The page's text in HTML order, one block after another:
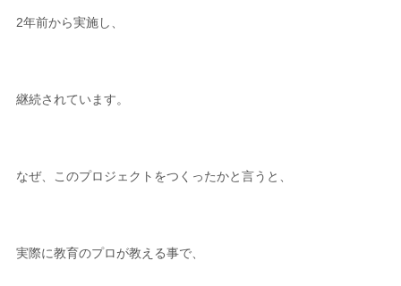
2年前から実施し、
継続されています。
なぜ、このプロジェクトをつくったかと言うと、
実際に教育のプロが教える事で、